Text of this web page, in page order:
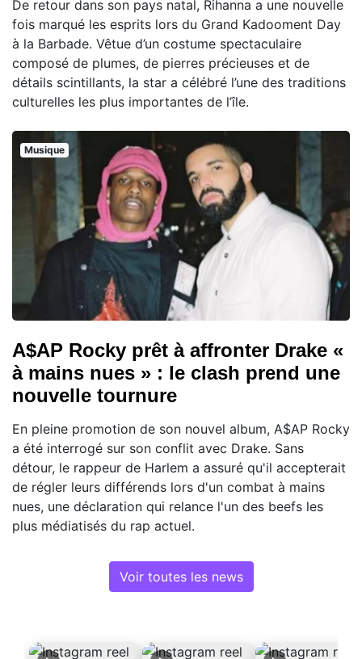
De retour dans son pays natal, Rihanna a une nouvelle
fois marqué les esprits lors du Grand Kadooment Day
à la Barbade. Vêtue d’un costume spectaculaire
composé de plumes, de pierres précieuses et de
détails scintillants, la star a célébré l’une des traditions
culturelles les plus importantes de l’île.
Musique
A$AP Rocky prêt à affronter Drake «
à mains nues » : le clash prend une
nouvelle tournure
En pleine promotion de son nouvel album, A$AP Rocky
a été interrogé sur son conflit avec Drake. Sans
détour, le rappeur de Harlem a assuré qu'il accepterait
de régler leurs différends lors d'un combat à mains
nues, une déclaration qui relance l'un des beefs les
plus médiatisés du rap actuel.
Voir toutes les news